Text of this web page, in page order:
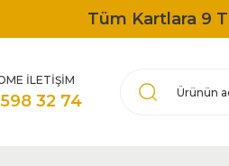
Tüm Kartlara 9
İLETİŞİM
32 74